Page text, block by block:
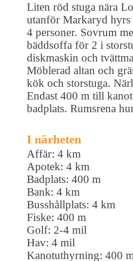
Liten röd stuga nära
utanför Markaryd
4 personer. Sovrum
bäddsoffa för 2 i
diskmaskin och
Möblerad altan och
kök och storstuga.
Endast 400 m till
badplats. Rumsrena
I närheten
Affär: 4 km
Apotek: 4 km
Badplats: 400 m
Bank: 4 km
Busshållplats: 4 km
Fiske: 400 m
Golf: 2-4 mil
Hav: 4 mil
Kanotuthyrning: 400